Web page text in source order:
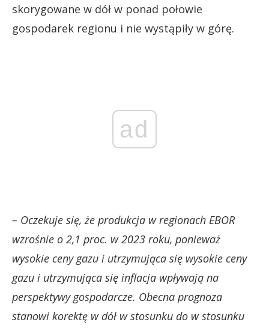
skorygowane w dół w ponad połowie
gospodarek regionu i nie wystąpiły w górę.
ad
– Oczekuje się, że produkcja w regionach EBOR
wzrośnie o 2,1 proc. w 2023 roku, ponieważ
wysokie ceny gazu i utrzymująca się wysokie ceny
gazu i utrzymująca się inflacja wpływają na
perspektywy gospodarcze. Obecna prognoza
stanowi korektę w dół w stosunku do w stosunku